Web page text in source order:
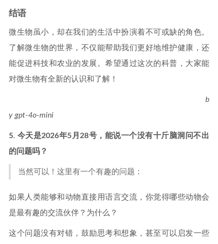
结语
微生物虽小，却在我们的生活中扮演着不可或缺的角色。
了解微生物的世界，不仅能帮助我们更好地维护健康，还
能促进科技和农业的发展。希望通过这次的科普，大家能
对微生物有全新的认识和了解！
b
y gpt-4o-mini
5. 今天是2026年5月28号，能说一个没有十斤脑洞问不出
的问题吗？
当然可以！这里有一个有趣的问题：
如果人类能够和动物直接用语言交流，你觉得哪些动物会
是最有趣的交流伙伴？为什么？
这个问题没有对错，鼓励思考和想象，甚至可以启发一些